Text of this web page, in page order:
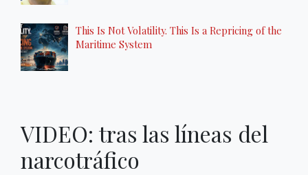
This Is Not Volatility. This Is a Repricing of the
Maritime System
VIDEO: tras las líneas del
narcotráfico